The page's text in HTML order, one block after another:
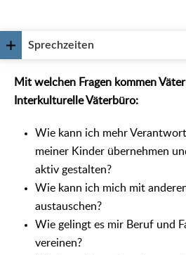
Sprechzeiten
Mit welchen Fragen kommen
Interkulturelle Väterbüro:
Wie kann ich mehr
meiner Kinder übernehmen
aktiv gestalten?
Wie kann ich mich mit
austauschen?
Wie gelingt es mir Beruf und
vereinen?